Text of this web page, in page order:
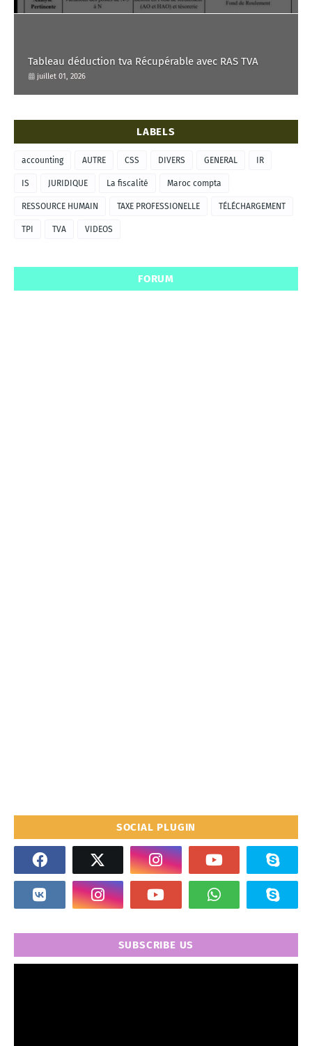
Tableau déduction tva Récupérable avec RAS TVA
juillet 01, 2026
LABELS
accounting AUTRE CSS DIVERS GENERAL IR
IS JURIDIQUE La fiscalité Maroc compta
RESSOURCE HUMAIN TAXE PROFESSIONELLE TÉLÉCHARGEMENT
TPI TVA VIDEOS
FORUM
SOCIAL PLUGIN
SUBSCRIBE US